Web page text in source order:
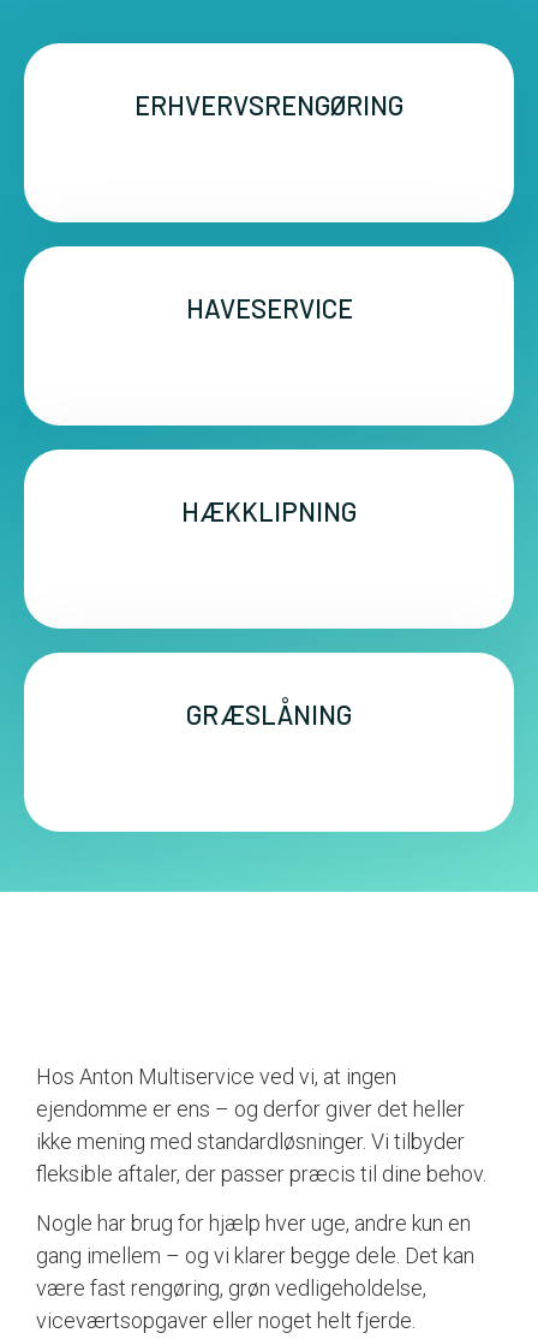
ERHVERVSRENGØRING
HAVESERVICE
HÆKKLIPNING
GRÆSLÅNING
Hos Anton Multiservice ved vi, at ingen
ejendomme er ens – og derfor giver det heller
ikke mening med standardløsninger. Vi tilbyder
fleksible aftaler, der passer præcis til dine behov.
Nogle har brug for hjælp hver uge, andre kun en
gang imellem – og vi klarer begge dele. Det kan
være fast rengøring, grøn vedligeholdelse,
viceværtsopgaver eller noget helt fjerde.